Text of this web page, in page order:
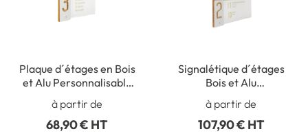
Plaque d´étages en Bois
et Alu Personnalisable
A5 Vertical - Gamme
Wood®
à partir de
68,90 € HT
Signalétique d´étages
Bois et Alu
Personnalisable A3
Vertical - Gamme
Wood®
à partir de
107,90 € HT